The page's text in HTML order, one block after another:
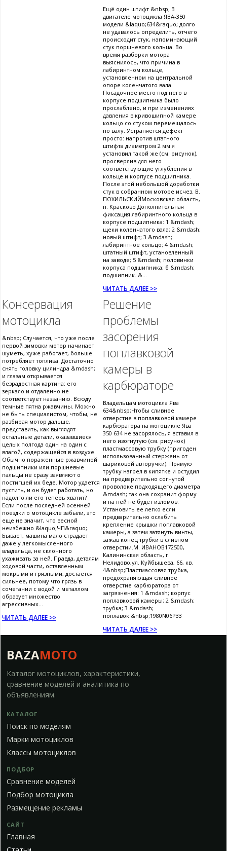
Ещё один штифт &nbsp; В
двигателе мотоцикла ЯВА-350
модели &laquo;634&raquo; долго
не удавалось определить, отчего
происходит стук, напоминающий
стук поршневого кольца. Во
время разборки мотора
выяснилось, что причина в
лабиринтном кольце,
установленном на центральной
опоре коленчатого вала.
Посадочное место под него в
корпусе подшипника было
прослаблено, и при изменениях
давления в кривошипной камере
кольцо со стуком перемещалось
по валу. Устраняется дефект
просто: напротив штатного
штифта диаметром 2 мм я
установил такой же (см. рисунок),
просверлив для него
соответствующие углубления в
кольце и корпусе подшипника.
После этой небольшой доработки
стук в собранном моторе исчез. В.
ПОХИЛЬСКИЙМосковская область,
п. Красково Дополнительная
фиксация лабиринтного кольца в
корпусе подшипника: 1 &mdash;
щеки коленчатого вала; 2 &mdash;
новый штифт; 3 &mdash;
лабиринтное кольцо; 4 &mdash;
штатный штифт, установленный
на заводе; 5 &mdash; половинки
корпуса подшипника; б &mdash;
подшипник. &...
ЧИТАТЬ ДАЛЕЕ >>
Консервация
мотоцикла
&nbsp; Случается, что уже после
первой зимовки мотор начинает
шуметь, хуже работает, больше
потребляет топлива. Достаточно
снять головку цилиндра &mdash;
и глазам открывается
безрадостная картина: его
зеркало и отдаленно не
соответствует названию. Всюду
темные пятна ржавчины. Можно
не быть специалистом, чтобы, не
разбирая мотор дальше,
представить, как выглядят
остальные детали, оказавшиеся
целых полгода один на один с
влагой, содержащейся в воздухе.
Обычно пораженные ржавчиной
подшипники или поршневые
пальцы не сразу заявляют о
постигшей их беде. Мотор удается
пустить, и он будет работать, но
надолго ли его теперь хватит?
Если после последней осенней
поездки о мотоцикле забыли, это
еще не значит, что весной
неизбежно &laquo;ЧП&raquo;.
Бывает, машина мало страдает
даже у легкомысленного
владельца, не склонного
ухаживать за ней. Правда, деталям
ходовой части, оставленным
мокрыми и грязными, достается
сильнее, потому что грязь в
сочетании с водой и металлом
образует множество
агрессивных...
ЧИТАТЬ ДАЛЕЕ >>
Решение
проблемы
засорения
поплавковой
камеры в
карбюраторе
Владельцам мотоцикла Ява
634&nbsp;Чтобы сливное
отверстие в поплавковой камере
карбюратора на мотоцикле Ява
350 634 не засорялось, я вставил в
него изогнутую (см. рисунок)
пластмассовую трубку (пригоден
использованный стержень от
шариковой авторучки). Прямую
трубку нагрел в кипятке и остудил
на предварительно согнутой
проволоке подходящего диаметра
&mdash; так она сохранит форму
и на ней не будет изломов.
Установить ее легко если
предварительно ослабить
крепление крышки поплавковой
камеры, а затем затянуть винты,
зажав конец трубки в сливном
отверстии.М. ИВАНОВ172500,
Калининская область, г.
Нелидово,ул. Куйбышева, 66, кв.
4&nbsp;Пластмассовая трубка,
предохраняющая сливное
отверстие карбюратора от
загрязнения: 1 &mdash; корпус
поплавковой камеры; 2 &mdash;
трубка; 3 &mdash;
поплавок.&nbsp;1980N06P33
ЧИТАТЬ ДАЛЕЕ >>
BAZAMOTO
Каталог мотоциклов, характеристики,
сравнение моделей и аналитика по
объявлениям.
КАТАЛОГ
Поиск по моделям
Марки мотоциклов
Классы мотоциклов
ПОДБОР
Сравнение моделей
Подбор мотоцикла
Размещение рекламы
САЙТ
Главная